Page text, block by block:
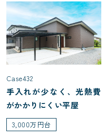
Case432
手入れが少なく、光熱費
がかかりにくい平屋
3,000万円台
2階建て
特殊建築